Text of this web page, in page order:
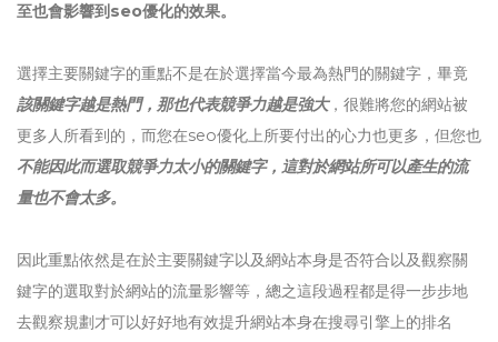
至也會影響到seo優化的效果。
選擇主要關鍵字的重點不是在於選擇當今最為熱門的關鍵字，畢竟
該關鍵字越是熱門，那也代表競爭力越是強大，很難將您的網站被
更多人所看到的，而您在seo優化上所要付出的心力也更多，但您也
不能因此而選取競爭力太小的關鍵字，這對於網站所可以產生的流
量也不會太多。
因此重點依然是在於主要關鍵字以及網站本身是否符合以及觀察關
鍵字的選取對於網站的流量影響等，總之這段過程都是得一步步地
去觀察規劃才可以好好地有效提升網站本身在搜尋引擎上的排名